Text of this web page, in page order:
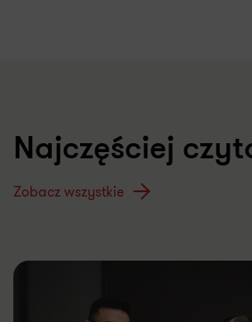
Najczęściej
Zobacz wszystkie